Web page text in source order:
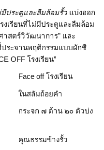
มีประตูและลืมล้อมรั้ว แบ่งออก
งเรียนที่ไม่มีประตูและลืมล้อม
าสตร์วิวัฒนาการ” และ
ประจานพฤติกรรมแบบผักชี
OFF โรงเรียน”
งเรียน
ยคำ
๒๐ ตัวบ่ง
างรั้ว